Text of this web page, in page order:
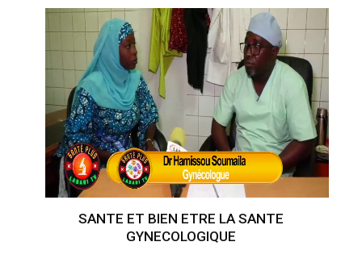
SANTE ET BIEN ETRE LA SANTE
GYNECOLOGIQUE